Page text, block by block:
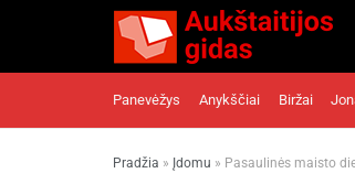
Panevėžys Anykščiai Biržai
Pradžia » Įdomu » Pasaulinės maisto